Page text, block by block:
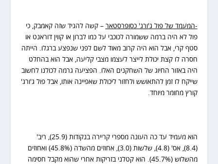
-המעמד של פול ג'ורג' כסופרסטאר – קשה להגיד שזה קאמבק, כי
פול לא היה ברמה ששמורה לכוכבי על כמו לברון או קווין דוראנט או
סטף קרי, אבל הוא היה קרוב מאוד לשם לפני שנפצע ברגלו. הייתה
חסרה לו קצת יכולת לייצר לעצמו מצבי קליעה, אבל הוא בהחלט
היה באזור החיוג של השחקנים האלו. הפציעה גרמה לכולנו לחשוב
שייקח לו זמן להתאושש ולחזור ליכולת שאפיינה אותו, אבל פול ג'ורג'
קורץ מחומר מיוחד.
הוא מעמיד עד כה העונה מספרי קריירה בנקודות (25.9), ריב'
(8.4), אס' (4.8), שלשות (3.0), אחוזים מהשדה (45.8%) ואחוזים
מהשלוש (45.7%). הוא קטלני בזריקות אחרי שהוא מקבל חסימה